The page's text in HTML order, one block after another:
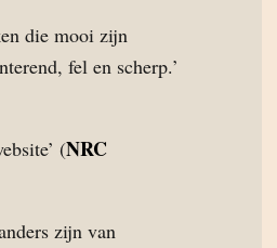
die mooi zijn
fel en scherp.’
(NRC
zijn van